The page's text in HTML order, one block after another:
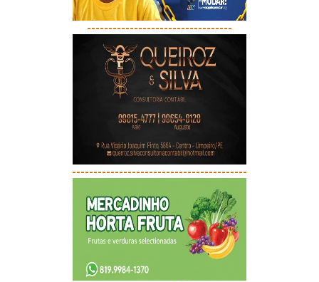
----------------------------------
-----------------------------------------